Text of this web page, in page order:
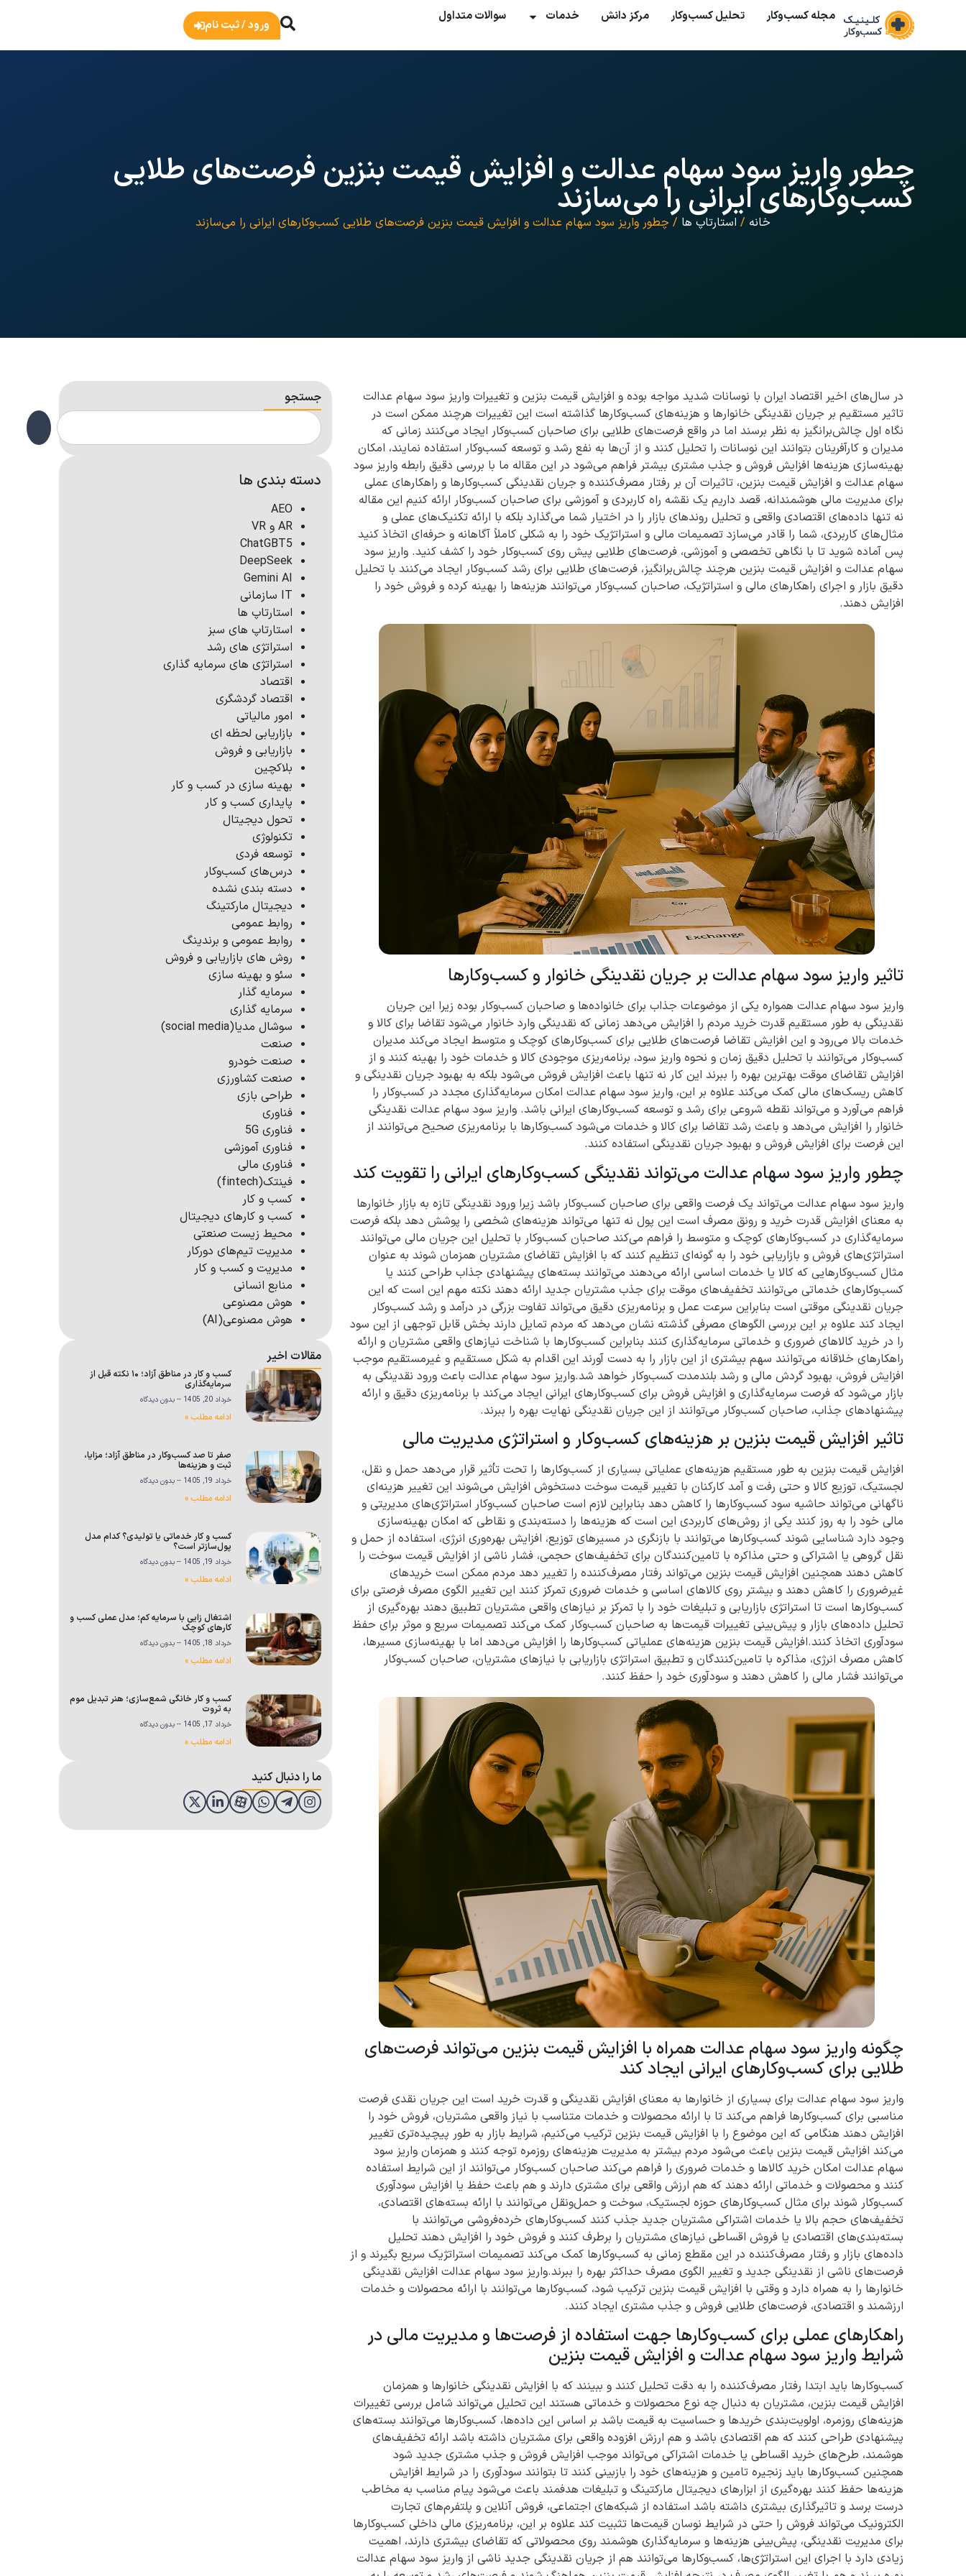
مجله کسب‌وکار تحلیل کسب‌و‌کار مرکز دانش خدمات سوالات متداول
ورود / ثبت نام
چطور واریز سود سهام عدالت و افزایش قیمت بنزین فرصت‌های طلایی
کسب‌وکارهای ایرانی را می‌سازند
خانه / استارتاپ ها / چطور واریز سود سهام عدالت و افزایش قیمت بنزین فرصت‌های طلایی کسب‌وکارهای ایرانی را می‌سازند
در سال‌های اخیر اقتصاد ایران با نوسانات شدید مواجه بوده و افزایش قیمت بنزین و تغییرات واریز سود سهام عدالت
تاثیر مستقیم بر جریان نقدینگی خانوارها و هزینه‌های کسب‌وکارها گذاشته است این تغییرات هرچند ممکن است در
نگاه اول چالش‌برانگیز به نظر برسند اما در واقع فرصت‌های طلایی برای صاحبان کسب‌وکار ایجاد می‌کنند زمانی که
مدیران و کارآفرینان بتوانند این نوسانات را تحلیل کنند و از آن‌ها به نفع رشد و توسعه کسب‌وکار استفاده نمایند، امکان
بهینه‌سازی هزینه‌ها افزایش فروش و جذب مشتری بیشتر فراهم می‌شود در این مقاله ما با بررسی دقیق رابطه واریز سود
سهام عدالت و افزایش قیمت بنزین، تاثیرات آن بر رفتار مصرف‌کننده و جریان نقدینگی کسب‌وکارها و راهکارهای عملی
برای مدیریت مالی هوشمندانه، قصد داریم یک نقشه راه کاربردی و آموزشی برای صاحبان کسب‌وکار ارائه کنیم این مقاله
نه تنها داده‌های اقتصادی واقعی و تحلیل روندهای بازار را در اختیار شما می‌گذارد بلکه با ارائه تکنیک‌های عملی و
مثال‌های کاربردی، شما را قادر می‌سازد تصمیمات مالی و استراتژیک خود را به شکلی کاملاً آگاهانه و حرفه‌ای اتخاذ کنید
پس آماده شوید تا با نگاهی تخصصی و آموزشی، فرصت‌های طلایی پیش روی کسب‌وکار خود را کشف کنید. واریز سود
سهام عدالت و افزایش قیمت بنزین هرچند چالش‌برانگیز، فرصت‌های طلایی برای رشد کسب‌وکار ایجاد می‌کنند با تحلیل
دقیق بازار و اجرای راهکارهای مالی و استراتژیک، صاحبان کسب‌وکار می‌توانند هزینه‌ها را بهینه کرده و فروش خود را
افزایش دهند.
تاثیر واریز سود سهام عدالت بر جریان نقدینگی خانوار و کسب‌وکارها
واریز سود سهام عدالت همواره یکی از موضوعات جذاب برای خانواده‌ها و صاحبان کسب‌وکار بوده زیرا این جریان
نقدینگی به طور مستقیم قدرت خرید مردم را افزایش می‌دهد زمانی که نقدینگی وارد خانوار می‌شود تقاضا برای کالا و
خدمات بالا می‌رود و این افزایش تقاضا فرصت‌های طلایی برای کسب‌وکارهای کوچک و متوسط ایجاد می‌کند مدیران
کسب‌وکار می‌توانند با تحلیل دقیق زمان و نحوه واریز سود، برنامه‌ریزی موجودی کالا و خدمات خود را بهینه کنند و از
افزایش تقاضای موقت بهترین بهره را ببرند این کار نه تنها باعث افزایش فروش می‌شود بلکه به بهبود جریان نقدینگی و
کاهش ریسک‌های مالی کمک می‌کند علاوه بر این، واریز سود سهام عدالت امکان سرمایه‌گذاری مجدد در کسب‌وکار را
فراهم می‌آورد و می‌تواند نقطه شروعی برای رشد و توسعه کسب‌وکارهای ایرانی باشد. واریز سود سهام عدالت نقدینگی
خانوار را افزایش می‌دهد و باعث رشد تقاضا برای کالا و خدمات می‌شود کسب‌وکارها با برنامه‌ریزی صحیح می‌توانند از
این فرصت برای افزایش فروش و بهبود جریان نقدینگی استفاده کنند.
چطور واریز سود سهام عدالت می‌تواند نقدینگی کسب‌وکارهای ایرانی را تقویت کند
واریز سود سهام عدالت می‌تواند یک فرصت واقعی برای صاحبان کسب‌وکار باشد زیرا ورود نقدینگی تازه به بازار خانوارها
به معنای افزایش قدرت خرید و رونق مصرف است این پول نه تنها می‌تواند هزینه‌های شخصی را پوشش دهد بلکه فرصت
سرمایه‌گذاری در کسب‌وکارهای کوچک و متوسط را فراهم می‌کند صاحبان کسب‌وکار با تحلیل این جریان مالی می‌توانند
استراتژی‌های فروش و بازاریابی خود را به گونه‌ای تنظیم کنند که با افزایش تقاضای مشتریان همزمان شوند به عنوان
مثال کسب‌وکارهایی که کالا یا خدمات اساسی ارائه می‌دهند می‌توانند بسته‌های پیشنهادی جذاب طراحی کنند یا
کسب‌وکارهای خدماتی می‌توانند تخفیف‌های موقت برای جذب مشتریان جدید ارائه دهند نکته مهم این است که این
جریان نقدینگی موقتی است بنابراین سرعت عمل و برنامه‌ریزی دقیق می‌تواند تفاوت بزرگی در درآمد و رشد کسب‌وکار
ایجاد کند علاوه بر این بررسی الگوهای مصرفی گذشته نشان می‌دهد که مردم تمایل دارند بخش قابل توجهی از این سود
را در خرید کالاهای ضروری و خدماتی سرمایه‌گذاری کنند بنابراین کسب‌وکارها با شناخت نیازهای واقعی مشتریان و ارائه
راهکارهای خلاقانه می‌توانند سهم بیشتری از این بازار را به دست آورند این اقدام به شکل مستقیم و غیرمستقیم موجب
افزایش فروش، بهبود گردش مالی و رشد بلندمدت کسب‌وکار خواهد شد.واریز سود سهام عدالت باعث ورود نقدینگی به
بازار می‌شود که فرصت سرمایه‌گذاری و افزایش فروش برای کسب‌وکارهای ایرانی ایجاد می‌کند با برنامه‌ریزی دقیق و ارائه
پیشنهادهای جذاب، صاحبان کسب‌وکار می‌توانند از این جریان نقدینگی نهایت بهره را ببرند.
تاثیر افزایش قیمت بنزین بر هزینه‌های کسب‌وکار و استراتژی مدیریت مالی
افزایش قیمت بنزین به طور مستقیم هزینه‌های عملیاتی بسیاری از کسب‌وکارها را تحت تأثیر قرار می‌دهد حمل و نقل،
لجستیک، توزیع کالا و حتی رفت و آمد کارکنان با تغییر قیمت سوخت دستخوش افزایش می‌شوند این تغییر هزینه‌ای
ناگهانی می‌تواند حاشیه سود کسب‌وکارها را کاهش دهد بنابراین لازم است صاحبان کسب‌وکار استراتژی‌های مدیریتی و
مالی خود را به روز کنند یکی از روش‌های کاربردی این است که هزینه‌ها را دسته‌بندی و نقاطی که امکان بهینه‌سازی
وجود دارد شناسایی شوند کسب‌وکارها می‌توانند با بازنگری در مسیرهای توزیع، افزایش بهره‌وری انرژی، استفاده از حمل و
نقل گروهی یا اشتراکی و حتی مذاکره با تامین‌کنندگان برای تخفیف‌های حجمی، فشار ناشی از افزایش قیمت سوخت را
کاهش دهند همچنین افزایش قیمت بنزین می‌تواند رفتار مصرف‌کننده را تغییر دهد مردم ممکن است خریدهای
غیرضروری را کاهش دهند و بیشتر روی کالاهای اساسی و خدمات ضروری تمرکز کنند این تغییر الگوی مصرف فرصتی برای
کسب‌وکارها است تا استراتژی بازاریابی و تبلیغات خود را با تمرکز بر نیازهای واقعی مشتریان تطبیق دهند بهره‌گیری از
تحلیل داده‌های بازار و پیش‌بینی تغییرات قیمت‌ها به صاحبان کسب‌وکار کمک می‌کند تصمیمات سریع و موثر برای حفظ
سودآوری اتخاذ کنند.افزایش قیمت بنزین هزینه‌های عملیاتی کسب‌وکارها را افزایش می‌دهد اما با بهینه‌سازی مسیرها،
کاهش مصرف انرژی، مذاکره با تامین‌کنندگان و تطبیق استراتژی بازاریابی با نیازهای مشتریان، صاحبان کسب‌وکار
می‌توانند فشار مالی را کاهش دهند و سودآوری خود را حفظ کنند.
چگونه واریز سود سهام عدالت همراه با افزایش قیمت بنزین می‌تواند فرصت‌های
طلایی برای کسب‌وکارهای ایرانی ایجاد کند
واریز سود سهام عدالت برای بسیاری از خانوارها به معنای افزایش نقدینگی و قدرت خرید است این جریان نقدی فرصت
مناسبی برای کسب‌وکارها فراهم می‌کند تا با ارائه محصولات و خدمات متناسب با نیاز واقعی مشتریان، فروش خود را
افزایش دهند هنگامی که این موضوع را با افزایش قیمت بنزین ترکیب می‌کنیم، شرایط بازار به طور پیچیده‌تری تغییر
می‌کند افزایش قیمت بنزین باعث می‌شود مردم بیشتر به مدیریت هزینه‌های روزمره توجه کنند و همزمان واریز سود
سهام عدالت امکان خرید کالاها و خدمات ضروری را فراهم می‌کند صاحبان کسب‌وکار می‌توانند از این شرایط استفاده
کنند و محصولات و خدماتی ارائه دهند که هم ارزش واقعی برای مشتری دارند و هم باعث حفظ یا افزایش سودآوری
کسب‌وکار شوند برای مثال کسب‌وکارهای حوزه لجستیک، سوخت و حمل‌ونقل می‌توانند با ارائه بسته‌های اقتصادی،
تخفیف‌های حجم بالا یا خدمات اشتراکی مشتریان جدید جذب کنند کسب‌وکارهای خرده‌فروشی می‌توانند با
بسته‌بندی‌های اقتصادی یا فروش اقساطی نیازهای مشتریان را برطرف کنند و فروش خود را افزایش دهند تحلیل
داده‌های بازار و رفتار مصرف‌کننده در این مقطع زمانی به کسب‌وکارها کمک می‌کند تصمیمات استراتژیک سریع بگیرند و از
فرصت‌های ناشی از نقدینگی جدید و تغییر الگوی مصرف حداکثر بهره را ببرند.واریز سود سهام عدالت افزایش نقدینگی
خانوارها را به همراه دارد و وقتی با افزایش قیمت بنزین ترکیب شود، کسب‌وکارها می‌توانند با ارائه محصولات و خدمات
ارزشمند و اقتصادی، فرصت‌های طلایی فروش و جذب مشتری ایجاد کنند.
راهکارهای عملی برای کسب‌وکارها جهت استفاده از فرصت‌ها و مدیریت مالی در
شرایط واریز سود سهام عدالت و افزایش قیمت بنزین
کسب‌وکارها باید ابتدا رفتار مصرف‌کننده را به دقت تحلیل کنند و ببینند که با افزایش نقدینگی خانوارها و همزمان
افزایش قیمت بنزین، مشتریان به دنبال چه نوع محصولات و خدماتی هستند این تحلیل می‌تواند شامل بررسی تغییرات
هزینه‌های روزمره، اولویت‌بندی خریدها و حساسیت به قیمت باشد بر اساس این داده‌ها، کسب‌وکارها می‌توانند بسته‌های
پیشنهادی طراحی کنند که هم اقتصادی باشد و هم ارزش افزوده واقعی برای مشتریان داشته باشد ارائه تخفیف‌های
هوشمند، طرح‌های خرید اقساطی یا خدمات اشتراکی می‌تواند موجب افزایش فروش و جذب مشتری جدید شود
همچنین کسب‌وکارها باید زنجیره تامین و هزینه‌های خود را بازبینی کنند تا بتوانند سودآوری را در شرایط افزایش
هزینه‌ها حفظ کنند بهره‌گیری از ابزارهای دیجیتال مارکتینگ و تبلیغات هدفمند باعث می‌شود پیام مناسب به مخاطب
درست برسد و تاثیرگذاری بیشتری داشته باشد استفاده از شبکه‌های اجتماعی، فروش آنلاین و پلتفرم‌های تجارت
الکترونیک می‌تواند فروش را حتی در شرایط نوسان قیمت‌ها تثبیت کند علاوه بر این، برنامه‌ریزی مالی داخلی کسب‌وکارها
برای مدیریت نقدینگی، پیش‌بینی هزینه‌ها و سرمایه‌گذاری هوشمند روی محصولاتی که تقاضای بیشتری دارند، اهمیت
زیادی دارد با اجرای این استراتژی‌ها، کسب‌وکارها می‌توانند هم از جریان نقدینگی جدید ناشی از واریز سود سهام عدالت
جستجو
دسته بندی ها
AEO
AR و VR
ChatGBT5
DeepSeek
Gemini AI
IT سازمانی
استارتاپ ها
استارتاپ های سبز
استراتژی های رشد
استراتژی های سرمایه گذاری
اقتصاد
اقتصاد گردشگری
امور مالیاتی
بازاریابی لحظه ای
بازاریابی و فروش
بلاکچین
بهینه سازی در کسب و کار
پایداری کسب و کار
تحول دیجیتال
تکنولوژی
توسعه فردی
درس‌های کسب‌وکار
دسته بندی نشده
دیجیتال مارکتینگ
روابط عمومی
روابط عمومی و برندینگ
روش های بازاریابی و فروش
سئو و بهینه سازی
سرمایه گذار
سرمایه گذاری
سوشال مدیا(social media)
صنعت
صنعت خودرو
صنعت کشاورزی
طراحی بازی
فناوری
فناوری 5G
فناوری آموزشی
فناوری مالی
فینتک(fintech)
کسب و کار
کسب و کارهای دیجیتال
محیط زیست صنعتی
مدیریت تیم‌های دورکار
مدیریت و کسب و کار
منابع انسانی
هوش مصنوعی
هوش مصنوعی(AI)
مقالات اخیر
کسب و کار در مناطق آزاد؛ ۱۰ نکته قبل از
سرمایه‌گذاری
خرداد 20, 1405 بدون دیدگاه
ادامه مطلب »
صفر تا صد کسب‌وکار در مناطق آزاد؛ مزایا،
ثبت و هزینه‌ها
خرداد 19, 1405 بدون دیدگاه
ادامه مطلب »
کسب و کار خدماتی یا تولیدی؟ کدام مدل
پول‌سازتر است؟
خرداد 19, 1405 بدون دیدگاه
ادامه مطلب »
اشتغال زایی با سرمایه کم؛ مدل عملی کسب و
کارهای کوچک
خرداد 18, 1405 بدون دیدگاه
ادامه مطلب »
کسب و کار خانگی شمع‌سازی؛ هنر تبدیل موم
به ثروت
خرداد 17, 1405 بدون دیدگاه
ادامه مطلب »
ما را دنبال کنید